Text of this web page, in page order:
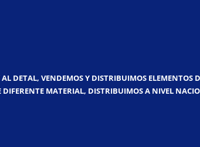
DETAL, VENDEMOS Y DISTRIBUIMOS ELEMENTOS
DIFERENTE MATERIAL, DISTRIBUIMOS A NIVEL